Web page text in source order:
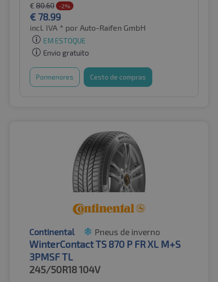
€ 80.60 -2%
€ 78.99
incl. IVA * por Auto-Raifen GmbH
EM ESTOQUE
Envio gratuito
Pormenores Cesto de compras
Continental Pneus de inverno
WinterContact TS 870 P FR XL M+S
3PMSF TL
245/50R18104V